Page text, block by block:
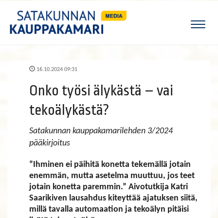
16.10.2024 09:31
Onko työsi älykästä – vai
tekoälykästä?
Satakunnan kauppakamarilehden 3/2024
pääkirjoitus
”Ihminen ei päihitä konetta tekemällä jotain
enemmän, mutta asetelma muuttuu, jos teet
jotain konetta paremmin.” Aivotutkija Katri
Saarikiven lausahdus kiteyttää ajatuksen siitä,
millä tavalla automaation ja tekoälyn pitäisi